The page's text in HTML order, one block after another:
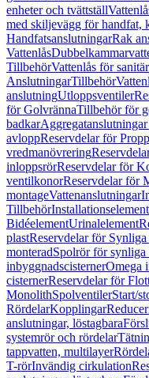
enheter och tvättställ
med skiljevägg för handfat,
HandfatsanslutningarRak
Vattenlås
TillbehörVattenlås för
AnslutningarTillbehör
anslutningUtloppsventiler
för GolvrännaTillbehör för
badkar
avloppReservdelar för
vredmanövrering
inloppsrörReservdelar för
ventilkonorReservdelar för
montageVattenanslutningar
TillbehörInstallationselement
BidéelementUrinalelement
plastReservdelar för
monteradSpolrör för synliga
inbyggnadscisternerOmega
cisternerReservdelar för
MonolithSpolventilerStart/
RördelarKopplingar
anslutningar, löstagbara
systemrör och rördelar
tappvatten, multilayer
T-rörInvändig cirkulation